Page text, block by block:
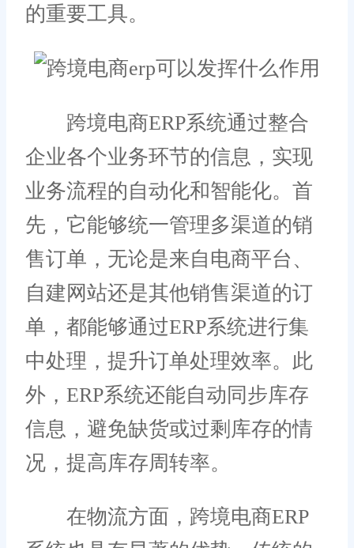
的重要工具。
跨境电商ERP系统通过整合
企业各个业务环节的信息，实现
业务流程的自动化和智能化。首
先，它能够统一管理多渠道的销
售订单，无论是来自电商平台、
自建网站还是其他销售渠道的订
单，都能够通过ERP系统进行集
中处理，提升订单处理效率。此
外，ERP系统还能自动同步库存
信息，避免缺货或过剩库存的情
况，提高库存周转率。
在物流方面，跨境电商ERP